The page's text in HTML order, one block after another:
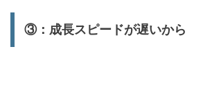
③：成長スピードが遅いから